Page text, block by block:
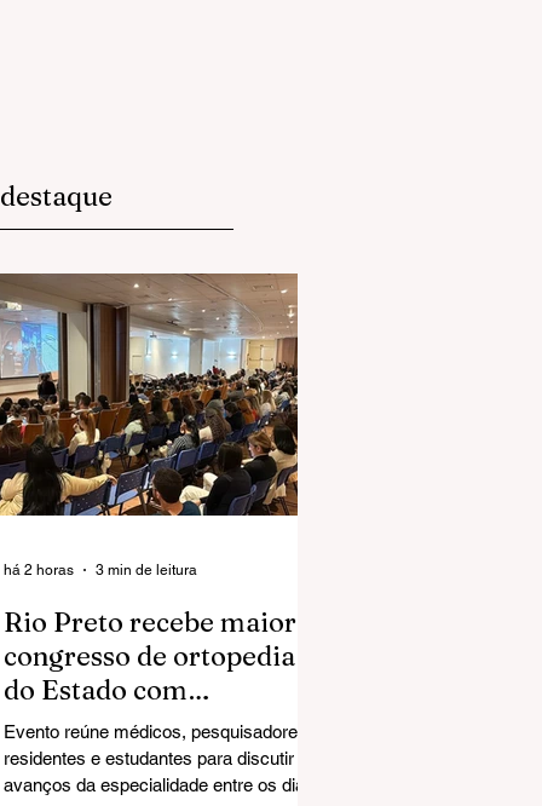
Rio Preto recebe maior
congresso de ortopedia
do Estado com
especialistas de todo o
país
Evento reúne médicos, pesquisadores,
residentes e estudantes para discutir os
avanços da especialidade entre os dias
há 2 horas 3 min de leitura